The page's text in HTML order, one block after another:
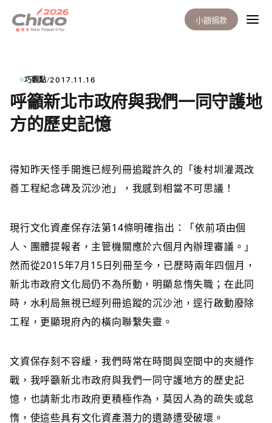
小額捐款
巧觀點/2017.11.16
呼籲新北市政府與我們一同守護地
方的歷史記憶
得知昨天怪手開進已經列冊追蹤許久的「後村圳灌溉改
善工程紀念碑及沉沙池」，我感到相當不可思議！
現行文化資產保存法第14條明確指出：「依前項由個
人、團體提報者，主管機關應於六個月內辦理審議。」
然而從2015年7月15日列冊至今，已歷時兩年四個月，
新北市政府文化局仍不為所動，明顯怠惰失職；在此同
時，水利局無視已經列冊追蹤的沉沙池，逕行啟動廢除
工程，更顯現府內的橫向聯繫失靈。
文資保存刻不容緩，我們時常在時間與空間中的夾縫作
戰，我呼籲新北市政府與我們一同守護地方的歷史記
憶，也請新北市政府更積極作為，莫因人為的疏失或怠
惰，使這些具有文化資產潛力的遺跡遭受破壞。